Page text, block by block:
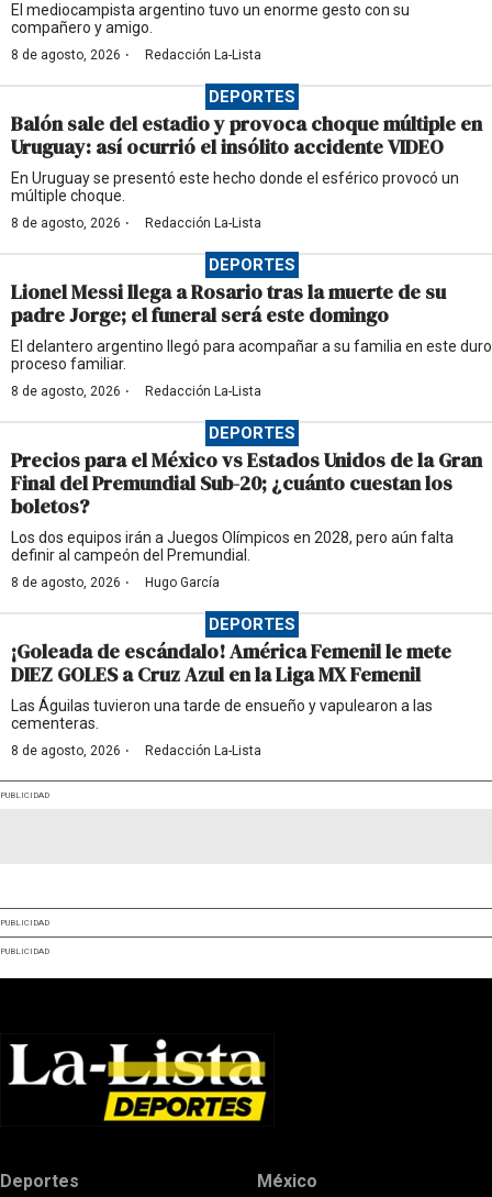
El mediocampista argentino tuvo un enorme gesto con su
compañero y amigo.
8 de agosto, 2026 · Redacción La-Lista
DEPORTES
Balón sale del estadio y provoca choque múltiple en
Uruguay: así ocurrió el insólito accidente VIDEO
En Uruguay se presentó este hecho donde el esférico provocó un
múltiple choque.
8 de agosto, 2026 · Redacción La-Lista
DEPORTES
Lionel Messi llega a Rosario tras la muerte de su
padre Jorge; el funeral será este domingo
El delantero argentino llegó para acompañar a su familia en este duro
proceso familiar.
8 de agosto, 2026 · Redacción La-Lista
DEPORTES
Precios para el México vs Estados Unidos de la Gran
Final del Premundial Sub-20; ¿cuánto cuestan los
boletos?
Los dos equipos irán a Juegos Olímpicos en 2028, pero aún falta
definir al campeón del Premundial.
8 de agosto, 2026 · Hugo García
DEPORTES
¡Goleada de escándalo! América Femenil le mete
DIEZ GOLES a Cruz Azul en la Liga MX Femenil
Las Águilas tuvieron una tarde de ensueño y vapulearon a las
cementeras.
8 de agosto, 2026 · Redacción La-Lista
PUBLICIDAD
PUBLICIDAD
PUBLICIDAD
Deportes México